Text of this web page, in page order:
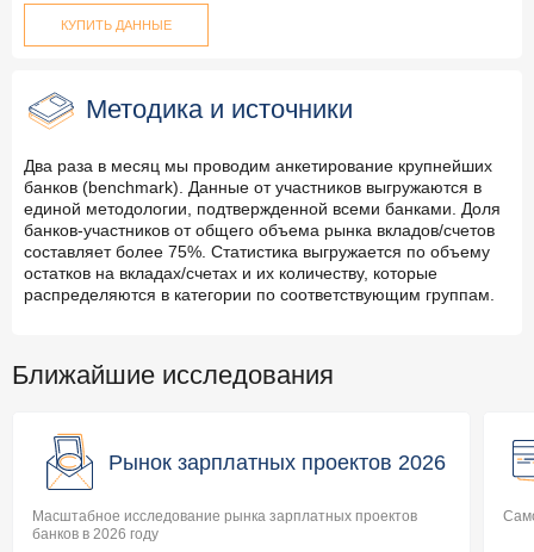
КУПИТЬ ДАННЫЕ
Методика и источники
Два раза в месяц мы проводим анкетирование крупнейших
банков (benchmark). Данные от участников выгружаются в
единой методологии, подтвержденной всеми банками. Доля
банков-участников от общего объема рынка вкладов/счетов
составляет более 75%. Статистика выгружается по объему
остатков на вкладах/счетах и их количеству, которые
распределяются в категории по соответствующим группам.
Ближайшие исследования
Рынок зарплатных проектов 2026
Масштабное исследование рынка зарплатных проектов
банков в 2026 году